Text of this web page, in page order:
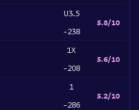
U3.5
-238
5.8/10
1X
-208
5.6/10
1
-286
5.2/10